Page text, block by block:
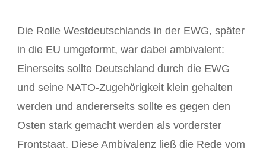
Die Rolle Westdeutschlands in der EWG, später
in die EU umgeformt, war dabei ambivalent:
Einerseits sollte Deutschland durch die EWG
und seine NATO-Zugehörigkeit klein gehalten
werden und andererseits sollte es gegen den
Osten stark gemacht werden als vorderster
Frontstaat. Diese Ambivalenz ließ die Rede vom